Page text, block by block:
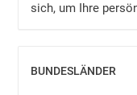
sich, um Ihre
BUNDESLÄNDER
EINBLENDEN